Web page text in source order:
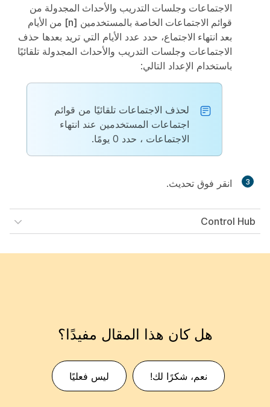
الاجتماعات وجلسات التدريب والأحداث المجدولة من
قوائم الاجتماعات الخاصة بالمستخدمين [n] من الأيام
بعد انتهاء الاجتماع، حدد عدد الأيام التي تريد بعدها حذف
الاجتماعات وجلسات التدريب والأحداث المجدولة تلقائيًا
باستخدام الإعداد التالي:
لحذف الاجتماعات تلقائيًا من قوائم
اجتماعات المستخدمين عند انتهاء
الاجتماعات ، حدد 0 يومًا.
3 انقر فوق تحديث.
Control Hub
هل كان هذا المقال مفيدًا؟
نعم، شكرًا لك! ليس فعليًا